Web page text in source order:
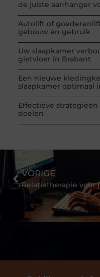
de juiste aanhanger
Autolift of
gebouw en gebruik
Uw slaapkamer
gietvloer in Brabant
Een nieuwe
slaapkamer optimaal
Effectieve
doelen
VORIGE